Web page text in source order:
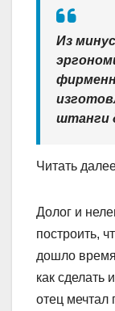
Из
штанги
Читать
Долог и
построить,
дошло
как сделать
отец мечтал